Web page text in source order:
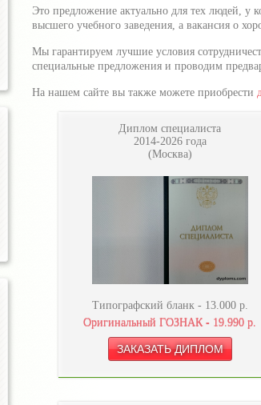
Это предложение актуально для тех людей, у
высшего учебного заведения, а вакансия о
Мы гарантируем лучшие условия
специальные предложения и проводим
На нашем сайте вы также можете приобрести
Диплом специалиста
2014-2026 года
(Москва)
Типографский бланк - 13.000р.
Оригинальный ГОЗНАК - 19.990 р.